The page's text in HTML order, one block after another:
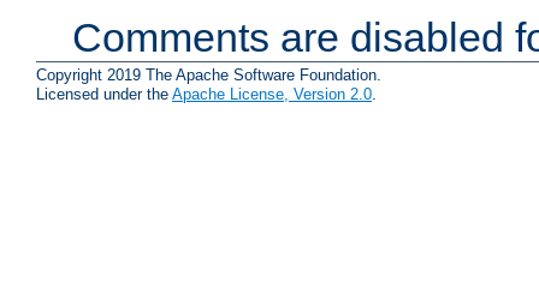
Comments are disabled
Copyright 2019 The Apache Software Foundation.
Licensed under the Apache License, Version 2.0.